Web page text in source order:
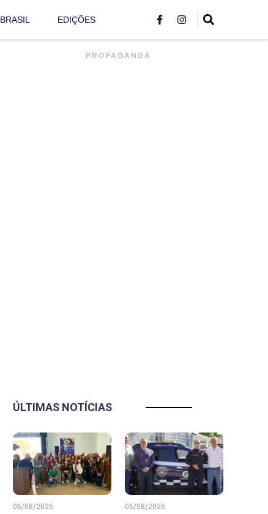
BRASIL EDIÇÕES
PROPAGANDA
ÚLTIMAS NOTÍCIAS
06/08/2026 06/08/2026